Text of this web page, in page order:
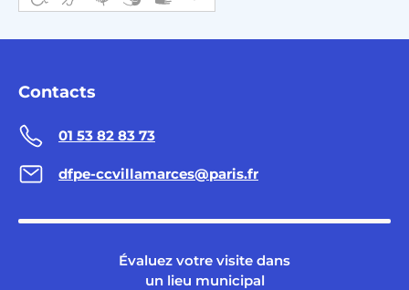
Contacts
01 53 82 83 73
dfpe-ccvillamarces@paris.fr
Évaluez votre visite dans
un lieu municipal